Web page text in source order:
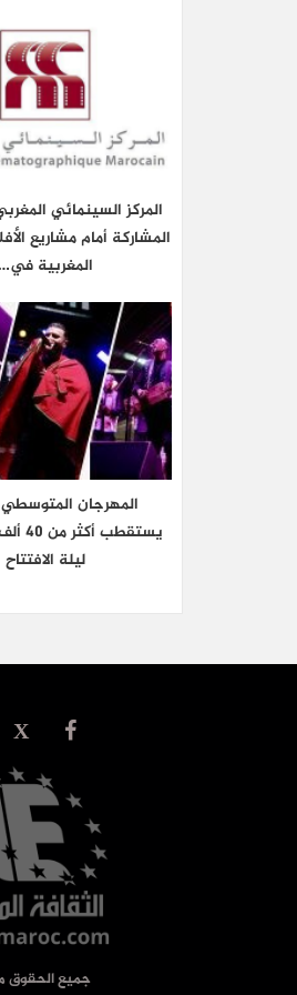
المركز السينمائي
المشاركة أمام مشاريع
المغربية
المهرجان المتوسطي
ليلة الافتتاح
© جميع الحقوق